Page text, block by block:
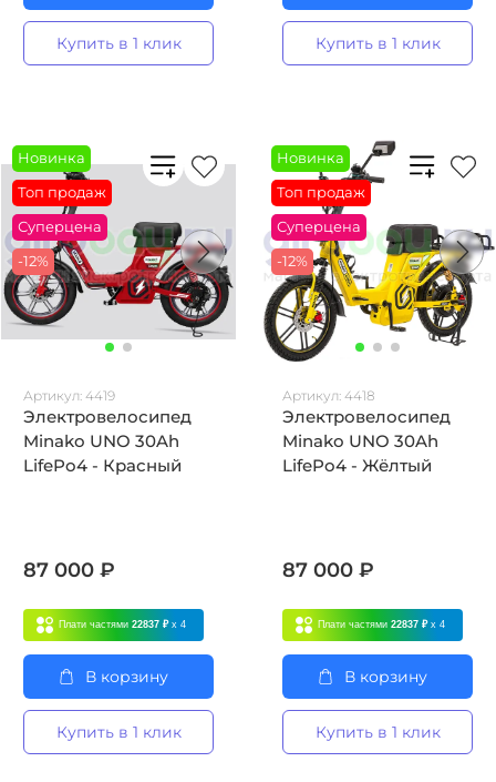
Купить в 1 клик Купить в 1 клик
Новинка
Топ продаж
Суперцена
-12%
Артикул: 4419
Электровелосипед
Minako UNO 30Ah
LifePo4 - Красный
87 000 ₽
Плати частями 22837 ₽ x 4
В корзину
Купить в 1 клик
Новинка
Топ продаж
Суперцена
-12%
Артикул: 4418
Электровелосипед
Minako UNO 30Ah
LifePo4 - Жёлтый
87 000 ₽
Плати частями 22837 ₽ x 4
В корзину
Купить в 1 клик